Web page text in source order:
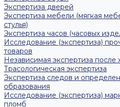
Экспертиза дверей
Экспертиза мебели (мягкая
стулья)
Экспертиза часов (часовых
Исследование (экспертиза)
товаров
Независимая экспертиза после
Трасологическая экспертиза
Экспертиза следов и
образования
Исследование (экспертиза)
пломб